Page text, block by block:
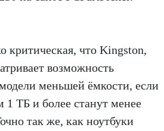
критическая, что Kingston,
возможность
меньшей ёмкости, если
1 ТБ и более станут менее
так же, как ноутбуки